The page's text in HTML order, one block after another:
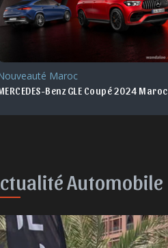
Maroc
Benz GLE Coupé 2024 Maroc
Automobile